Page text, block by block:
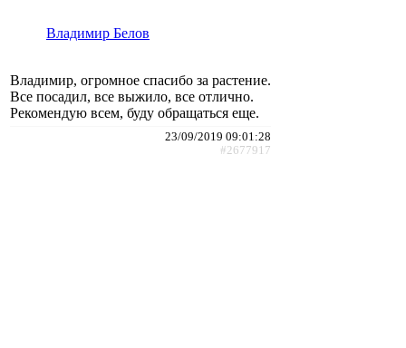
Владимир Белов
Владимир, огромное спасибо за растение.
Все посадил, все выжило, все отлично.
Рекомендую всем, буду обращаться еще.
23/09/2019 09:01:28
#2677917